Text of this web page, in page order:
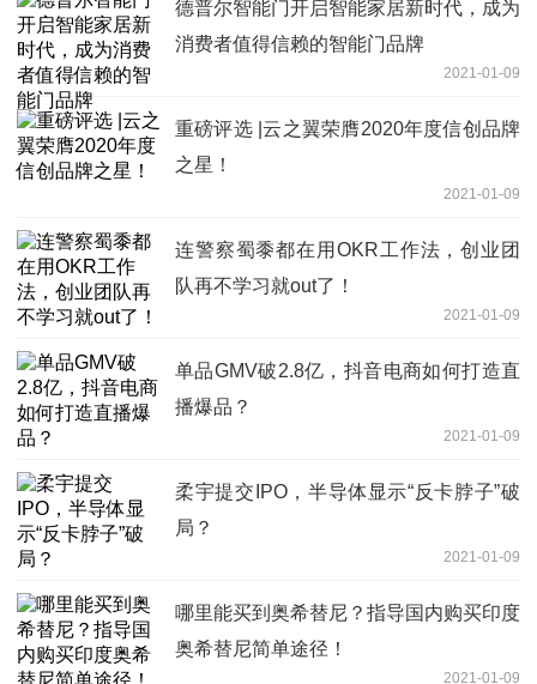
德普尔智能门开启智能家居新时代，成为
消费者值得信赖的智能门品牌
2021-01-09
重磅评选 |云之翼荣膺2020年度信创品牌
之星！
2021-01-09
连警察蜀黍都在用OKR工作法，创业团
队再不学习就out了！
2021-01-09
单品GMV破2.8亿，抖音电商如何打造直
播爆品？
2021-01-09
柔宇提交IPO，半导体显示“反卡脖子”破
局？
2021-01-09
哪里能买到奥希替尼？指导国内购买印度
奥希替尼简单途径！
2021-01-09